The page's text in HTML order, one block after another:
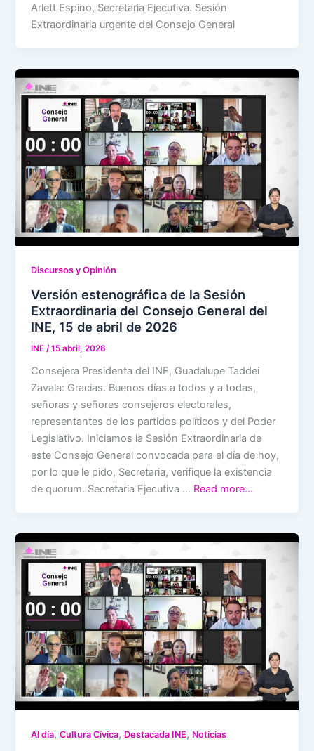
Arlett Espino, Secretaria Ejecutiva. Sesión
Extraordinaria urgente del Consejo General
Discursos y Opinión
Versión estenográfica de la Sesión
Extraordinaria del Consejo General del
INE, 15 de abril de 2026
INE /15 abril, 2026
Consejera Presidenta del INE, Guadalupe Taddei
Zavala: Gracias. Buenos días a todos y a todas,
señoras y señores consejeros electorales,
representantes de los partidos políticos y del Poder
Legislativo. Iniciamos la Sesión Extraordinaria de
este Consejo General convocada para el día de hoy,
por lo que le pido, Secretaria, verifique la existencia
de quorum. Secretaria Ejecutiva … Read more…
Al día,Cultura Cívica, Destacada INE, Noticias